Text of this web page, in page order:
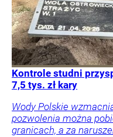
Kontrole studni
7,5 tys. zł kary
Wody Polskie
pozwolenia można
granicach, a za